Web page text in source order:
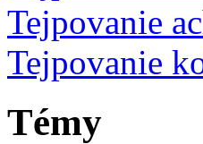
Tejpovanie
Tejpovanie
Témy